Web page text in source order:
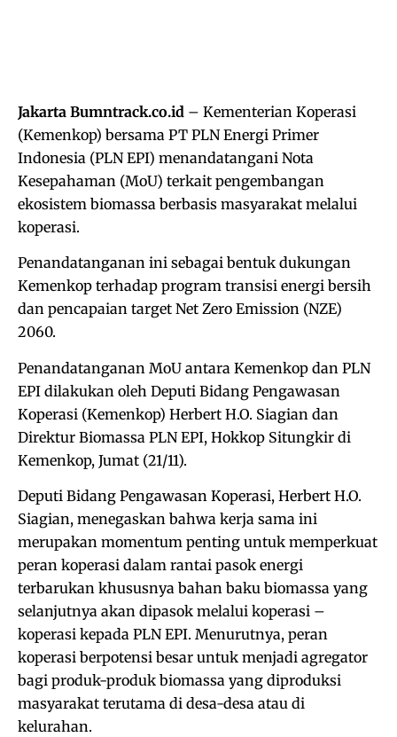
Jakarta Bumntrack.co.id – Kementerian Koperasi
(Kemenkop) bersama PT PLN Energi Primer
Indonesia (PLN EPI) menandatangani Nota
Kesepahaman (MoU) terkait pengembangan
ekosistem biomassa berbasis masyarakat melalui
koperasi.
Penandatanganan ini sebagai bentuk dukungan
Kemenkop terhadap program transisi energi bersih
dan pencapaian target Net Zero Emission (NZE)
2060.
Penandatanganan MoU antara Kemenkop dan PLN
EPI dilakukan oleh Deputi Bidang Pengawasan
Koperasi (Kemenkop) Herbert H.O. Siagian dan
Direktur Biomassa PLN EPI, Hokkop Situngkir di
Kemenkop, Jumat (21/11).
Deputi Bidang Pengawasan Koperasi, Herbert H.O.
Siagian, menegaskan bahwa kerja sama ini
merupakan momentum penting untuk memperkuat
peran koperasi dalam rantai pasok energi
terbarukan khususnya bahan baku biomassa yang
selanjutnya akan dipasok melalui koperasi –
koperasi kepada PLN EPI. Menurutnya, peran
koperasi berpotensi besar untuk menjadi agregator
bagi produk-produk biomassa yang diproduksi
masyarakat terutama di desa-desa atau di
kelurahan.